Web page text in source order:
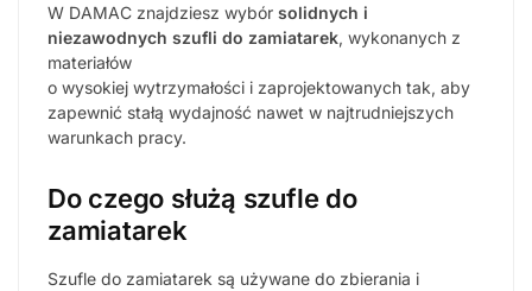
W DAMAC znajdziesz wybór solidnych i
niezawodnych szufli do zamiatarek, wykonanych z
materiałów
o wysokiej wytrzymałości i zaprojektowanych tak, aby
zapewnić stałą wydajność nawet w najtrudniejszych
warunkach pracy.
Do czego służą szufle do
zamiatarek
Szufle do zamiatarek są używane do zbierania i